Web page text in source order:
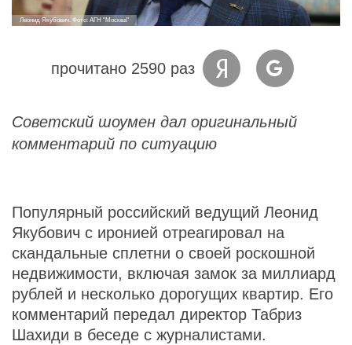
Леонид Якубович. Фото: АГН "Москва"
прочитано 2590 раз
Советский шоумен дал оригинальный
комментарий по ситуацию
Популярный российский ведущий Леонид
Якубович с иронией отреагировал на
скандальные сплетни о своей роскошной
недвижимости, включая замок за миллиард
рублей и несколько дорогущих квартир. Его
комментарий передал директор Табриз
Шахиди в беседе с журналистами.